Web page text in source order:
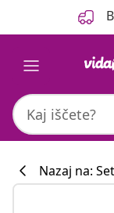
Nazaj na: